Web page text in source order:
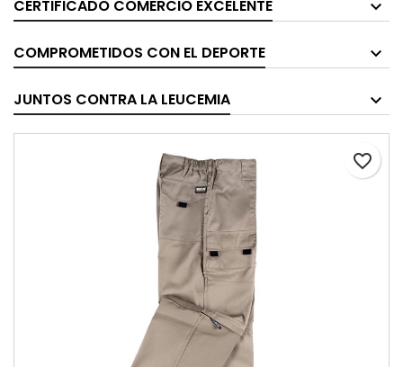
CERTIFICADO COMERCIO EXCELENTE
COMPROMETIDOS CON EL DEPORTE
JUNTOS CONTRA LA LEUCEMIA
favorite_border